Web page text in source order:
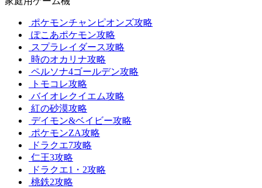
ポケモンチャンピオンズ攻略
ぽこあポケモン攻略
スプラレイダース攻略
時のオカリナ攻略
ペルソナ4ゴールデン攻略
トモコレ攻略
バイオレクイエム攻略
紅の砂漠攻略
デイモン&ベイビー攻略
ポケモンZA攻略
ドラクエ7攻略
仁王3攻略
ドラクエ1・2攻略
桃鉄2攻略